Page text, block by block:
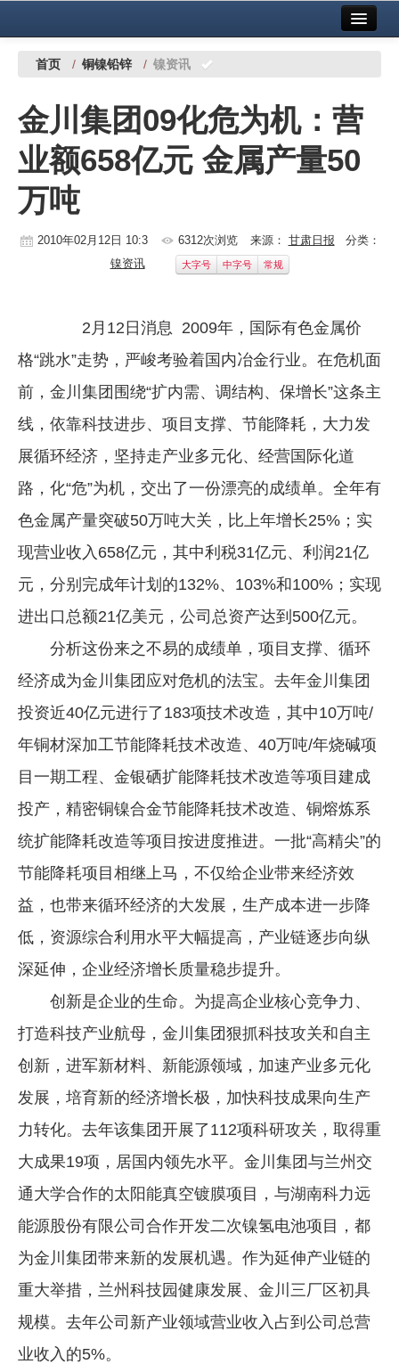
中国有色金属报社主办 广告服务
铜镍铅锌
铝
稀有稀土
有色市场
党建工作
企业文化
《资源再生》杂志
行情报价
首页 / 铜镍铅锌 / 镍资讯
金川集团09化危为机：营
业额658亿元 金属产量50
万吨
2010年02月12日 10:3 6312次浏览 来源： 甘肃日报 分类：
镍资讯
大字号 中字号 常规
2月12日消息 2009年，国际有色金属价
格“跳水”走势，严峻考验着国内冶金行业。在危机面
前，金川集团围绕“扩内需、调结构、保增长”这条主
线，依靠科技进步、项目支撑、节能降耗，大力发
展循环经济，坚持走产业多元化、经营国际化道
路，化“危”为机，交出了一份漂亮的成绩单。全年有
色金属产量突破50万吨大关，比上年增长25%；实
现营业收入658亿元，其中利税31亿元、利润21亿
元，分别完成年计划的132%、103%和100%；实现
进出口总额21亿美元，公司总资产达到500亿元。
分析这份来之不易的成绩单，项目支撑、循环
经济成为金川集团应对危机的法宝。去年金川集团
投资近40亿元进行了183项技术改造，其中10万吨/
年铜材深加工节能降耗技术改造、40万吨/年烧碱项
目一期工程、金银硒扩能降耗技术改造等项目建成
投产，精密铜镍合金节能降耗技术改造、铜熔炼系
统扩能降耗改造等项目按进度推进。一批“高精尖”的
节能降耗项目相继上马，不仅给企业带来经济效
益，也带来循环经济的大发展，生产成本进一步降
低，资源综合利用水平大幅提高，产业链逐步向纵
深延伸，企业经济增长质量稳步提升。
创新是企业的生命。为提高企业核心竞争力、
打造科技产业航母，金川集团狠抓科技攻关和自主
创新，进军新材料、新能源领域，加速产业多元化
发展，培育新的经济增长极，加快科技成果向生产
力转化。去年该集团开展了112项科研攻关，取得重
大成果19项，居国内领先水平。金川集团与兰州交
通大学合作的太阳能真空镀膜项目，与湖南科力远
能源股份有限公司合作开发二次镍氢电池项目，都
为金川集团带来新的发展机遇。作为延伸产业链的
重大举措，兰州科技园健康发展、金川三厂区初具
规模。去年公司新产业领域营业收入占到公司总营
业收入的5%。